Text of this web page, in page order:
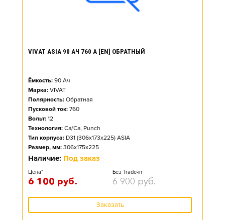
VIVAT ASIA 90 АЧ 760 А [EN] ОБРАТНЫЙ
Ёмкость: 90 Ач
Марка: VIVAT
Полярность: Обратная
Пусковой ток: 760
Вольт: 12
Технология: Ca/Ca, Punch
Тип корпуса: D31 (306x173x225) ASIA
Размер, мм: 306x175x225
Наличие: Под заказ
Цена*
6 100 руб.
Без Trade-in
6 900 руб.
Заказать